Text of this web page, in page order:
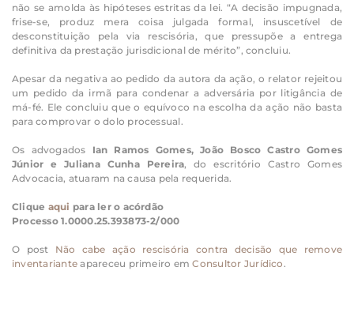
não se amolda às hipóteses estritas da lei. “A decisão impugnada,
frise-se, produz mera coisa julgada formal, insuscetível de
desconstituição pela via rescisória, que pressupõe a entrega
definitiva da prestação jurisdicional de mérito”, concluiu.
Apesar da negativa ao pedido da autora da ação, o relator rejeitou
um pedido da irmã para condenar a adversária por litigância de
má-fé. Ele concluiu que o equívoco na escolha da ação não basta
para comprovar o dolo processual.
Os advogados Ian Ramos Gomes, João Bosco Castro Gomes
Júnior e Juliana Cunha Pereira, do escritório Castro Gomes
Advocacia, atuaram na causa pela requerida.
Clique aqui para ler o acórdão
Processo 1.0000.25.393873-2/000
O post Não cabe ação rescisória contra decisão que remove
inventariante apareceu primeiro emConsultor Jurídico .